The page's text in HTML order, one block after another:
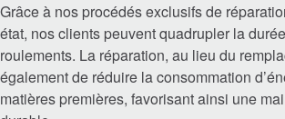
Exploitation minière
Marin
Grâce à nos procédés exclusifs de
état, nos clients peuvent quadrupler la
roulements. La réparation, au lieu du
également de réduire la consommation
matières premières, favorisant ainsi une